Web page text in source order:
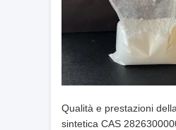
Qualità e prestazioni
sintetica CAS